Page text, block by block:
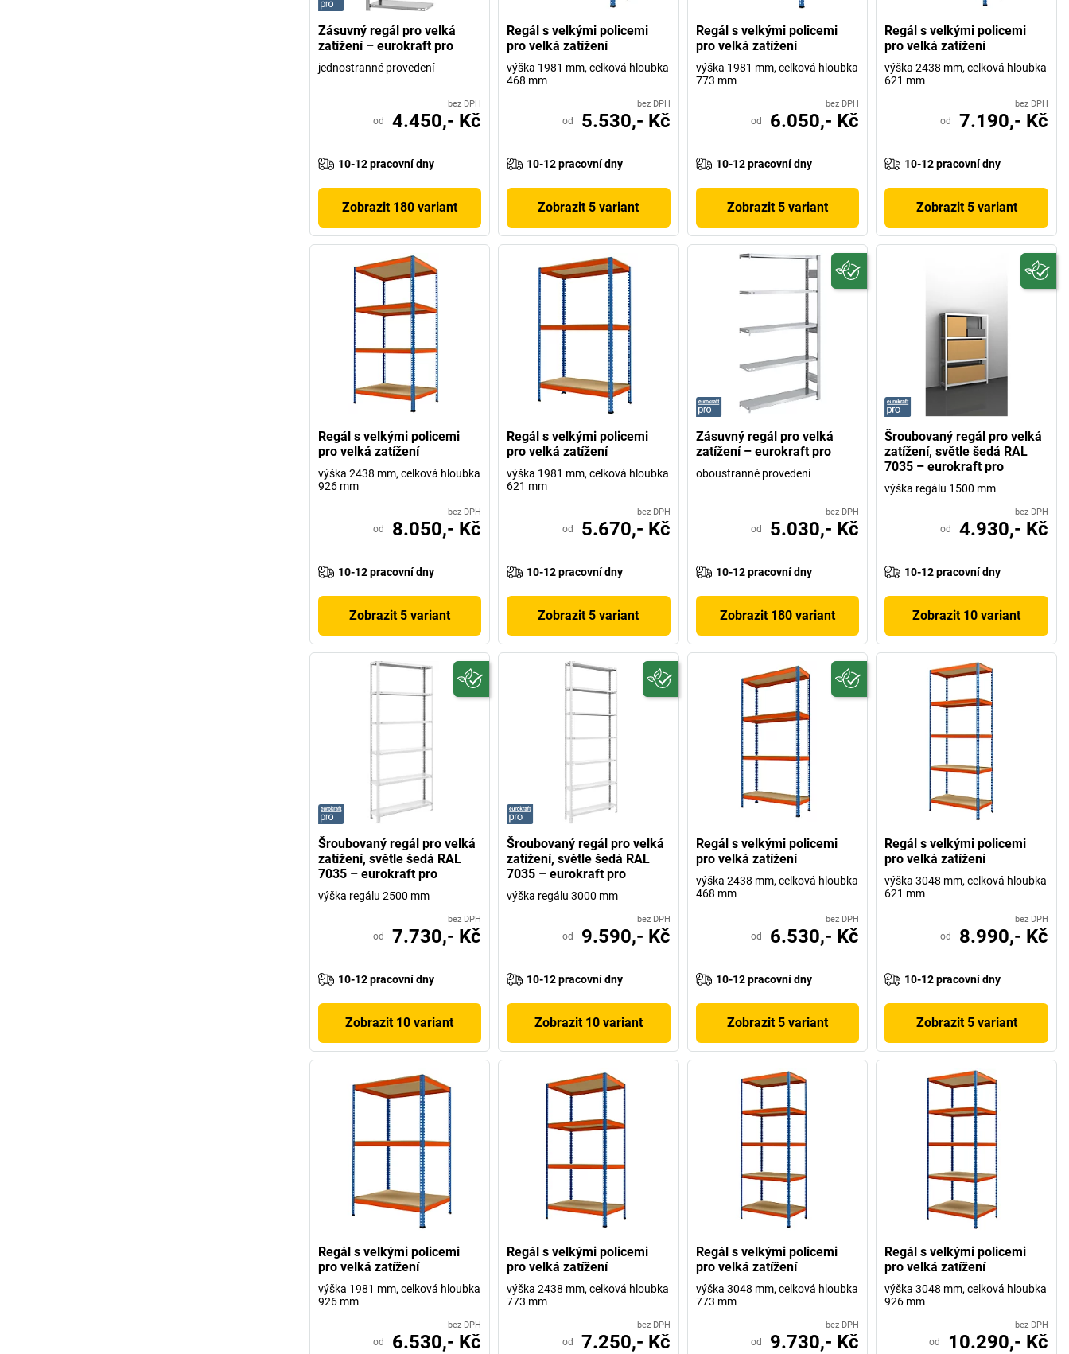
Zásuvný regál pro velká
zatížení – eurokraft pro
jednostranné provedení
bez DPH
od 4.450,- Kč
10-12 pracovní dny
Zobrazit 180 variant
Regál s velkými policemi
pro velká zatížení
výška 1981 mm, celková hloubka
468 mm
bez DPH
od 5.530,- Kč
10-12 pracovní dny
Zobrazit 5 variant
Regál s velkými policemi
pro velká zatížení
výška 1981 mm, celková hloubka
773 mm
bez DPH
od 6.050,- Kč
10-12 pracovní dny
Zobrazit 5 variant
Regál s velkými policemi
pro velká zatížení
výška 2438 mm, celková hloubka
621 mm
bez DPH
od 7.190,- Kč
10-12 pracovní dny
Zobrazit 5 variant
Regál s velkými policemi
pro velká zatížení
výška 2438 mm, celková hloubka
926 mm
bez DPH
od 8.050,- Kč
10-12 pracovní dny
Zobrazit 5 variant
Regál s velkými policemi
pro velká zatížení
výška 1981 mm, celková hloubka
621 mm
bez DPH
od 5.670,- Kč
10-12 pracovní dny
Zobrazit 5 variant
Zásuvný regál pro velká
zatížení – eurokraft pro
oboustranné provedení
bez DPH
od 5.030,- Kč
10-12 pracovní dny
Zobrazit 180 variant
Šroubovaný regál pro velká
zatížení, světle šedá RAL
7035 – eurokraft pro
výška regálu 1500 mm
bez DPH
od 4.930,- Kč
10-12 pracovní dny
Zobrazit 10 variant
Šroubovaný regál pro velká
zatížení, světle šedá RAL
7035 – eurokraft pro
výška regálu 2500 mm
bez DPH
od 7.730,- Kč
10-12 pracovní dny
Zobrazit 10 variant
Šroubovaný regál pro velká
zatížení, světle šedá RAL
7035 – eurokraft pro
výška regálu 3000 mm
bez DPH
od 9.590,- Kč
10-12 pracovní dny
Zobrazit 10 variant
Regál s velkými policemi
pro velká zatížení
výška 2438 mm, celková hloubka
468 mm
bez DPH
od 6.530,- Kč
10-12 pracovní dny
Zobrazit 5 variant
Regál s velkými policemi
pro velká zatížení
výška 3048 mm, celková hloubka
621 mm
bez DPH
od 8.990,- Kč
10-12 pracovní dny
Zobrazit 5 variant
Regál s velkými policemi
pro velká zatížení
výška 1981 mm, celková hloubka
926 mm
bez DPH
od 6.530,- Kč
Regál s velkými policemi
pro velká zatížení
výška 2438 mm, celková hloubka
773 mm
bez DPH
od 7.250,- Kč
Regál s velkými policemi
pro velká zatížení
výška 3048 mm, celková hloubka
773 mm
bez DPH
od 9.730,- Kč
Regál s velkými policemi
pro velká zatížení
výška 3048 mm, celková hloubka
926 mm
bez DPH
od 10.290,- Kč